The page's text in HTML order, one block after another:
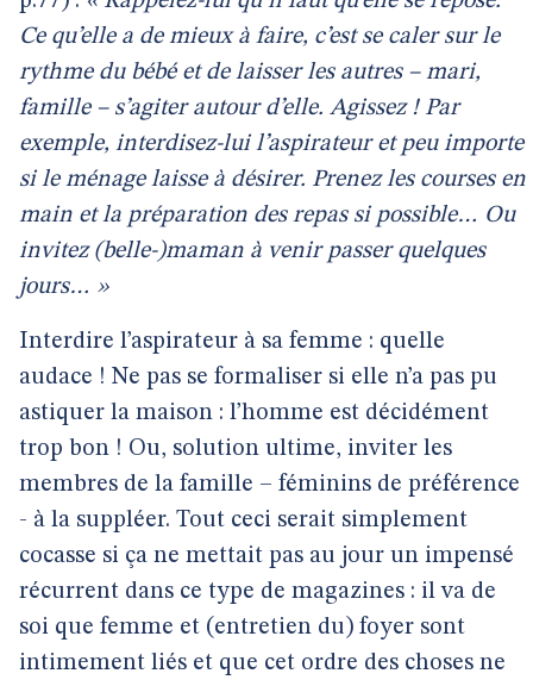
Ce qu’elle a de mieux à faire, c’est se caler sur le
rythme du bébé et de laisser les autres – mari,
famille – s’agiter autour d’elle. Agissez ! Par
exemple, interdisez-lui l’aspirateur et peu importe
si le ménage laisse à désirer. Prenez les courses en
main et la préparation des repas si possible… Ou
invitez (belle-)maman à venir passer quelques
jours… »
Interdire l’aspirateur à sa femme : quelle
audace ! Ne pas se formaliser si elle n’a pas pu
astiquer la maison : l’homme est décidément
trop bon ! Ou, solution ultime, inviter les
membres de la famille – féminins de préférence
- à la suppléer. Tout ceci serait simplement
cocasse si ça ne mettait pas au jour un impensé
récurrent dans ce type de magazines : il va de
soi que femme et (entretien du) foyer sont
intimement liés et que cet ordre des choses ne